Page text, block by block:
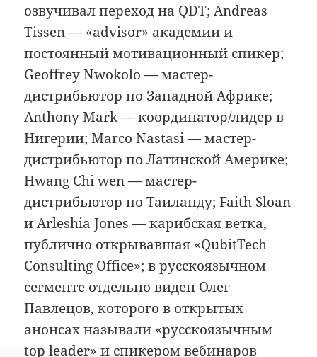
озвучивал переход на QDT; Andreas
Tissen — «advisor» академии и
постоянный мотивационный спикер;
Geoffrey Nwokolo — мастер-
дистрибьютор по Западной Африке;
Anthony Mark — координатор/лидер в
Нигерии; Marco Nastasi — мастер-
дистрибьютор по Латинской Америке;
Hwang Chi wen — мастер-
дистрибьютор по Таиланду; Faith Sloan
и Arleshia Jones — карибская ветка,
публично открывавшая «QubitTech
Consulting Office»; в русскоязычном
сегменте отдельно виден Олег
Павлецов, которого в открытых
анонсах называли «русскоязычным
top leader» и спикером вебинаров